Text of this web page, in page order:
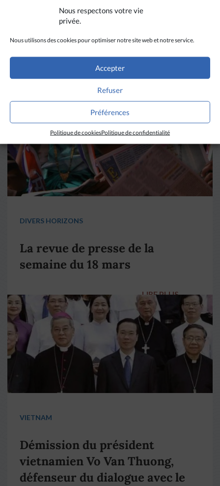
Nous respectons votre vie
privée.
Nous utilisons des cookies pour optimiser notre site web et notre service.
Accepter
Refuser
Préférences
Politique de cookiesPolitique de confidentialité
A LIRE AUSSI
DIVERS HORIZONS
La revue de presse de la
semaine du 18 mars
LIRE PLUS →
VIETNAM
Démission du président
vietnamien Vo Van Thuong,
défenseur du dialogue avec le